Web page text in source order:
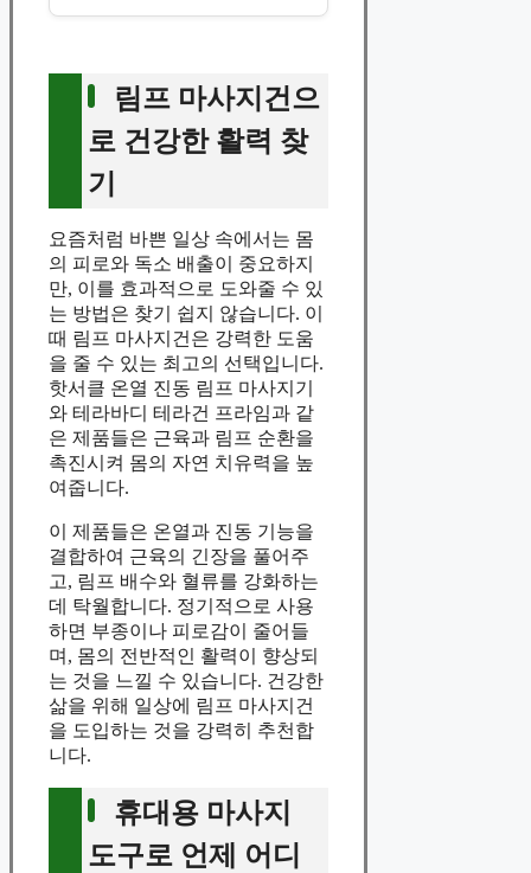
림프 마사지건으
로 건강한 활력 찾
기
요즘처럼 바쁜 일상 속에서는 몸
의 피로와 독소 배출이 중요하지
만, 이를 효과적으로 도와줄 수 있
는 방법은 찾기 쉽지 않습니다. 이
때 림프 마사지건은 강력한 도움
을 줄 수 있는 최고의 선택입니다.
핫서클 온열 진동 림프 마사지기
와 테라바디 테라건 프라임과 같
은 제품들은 근육과 림프 순환을
촉진시켜 몸의 자연 치유력을 높
여줍니다.
이 제품들은 온열과 진동 기능을
결합하여 근육의 긴장을 풀어주
고, 림프 배수와 혈류를 강화하는
데 탁월합니다. 정기적으로 사용
하면 부종이나 피로감이 줄어들
며, 몸의 전반적인 활력이 향상되
는 것을 느낄 수 있습니다. 건강한
삶을 위해 일상에 림프 마사지건
을 도입하는 것을 강력히 추천합
니다.
휴대용 마사지
도구로 언제 어디